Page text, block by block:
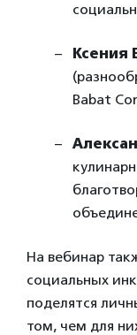
Ксения
Babat
На вебинар
социальных
поделятся
том, чем для